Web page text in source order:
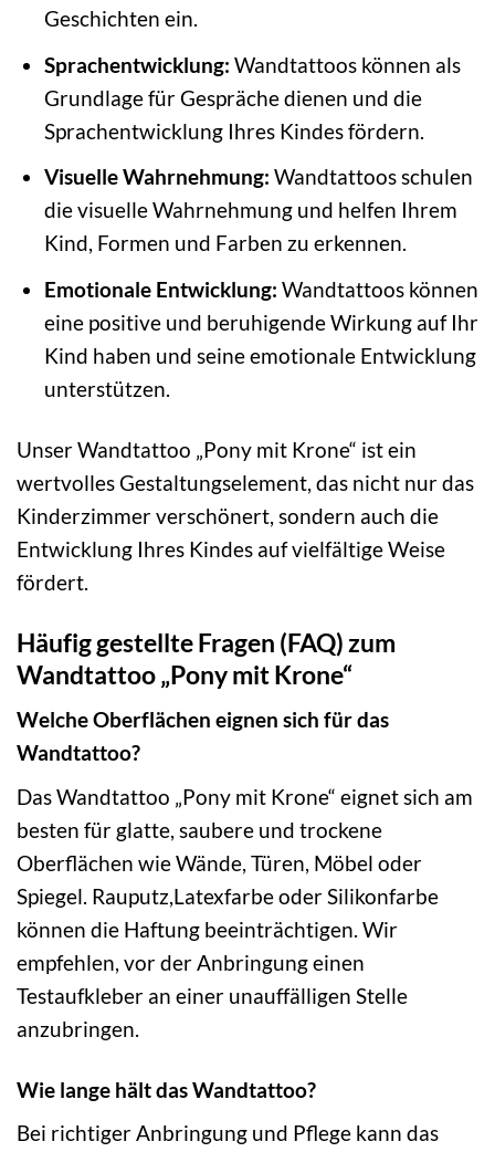
Geschichten ein.
Sprachentwicklung: Wandtattoos können als
Grundlage für Gespräche dienen und die
Sprachentwicklung Ihres Kindes fördern.
Visuelle Wahrnehmung: Wandtattoos schulen
die visuelle Wahrnehmung und helfen Ihrem
Kind, Formen und Farben zu erkennen.
Emotionale Entwicklung: Wandtattoos können
eine positive und beruhigende Wirkung auf Ihr
Kind haben und seine emotionale Entwicklung
unterstützen.
Unser Wandtattoo „Pony mit Krone“ ist ein
wertvolles Gestaltungselement, das nicht nur das
Kinderzimmer verschönert, sondern auch die
Entwicklung Ihres Kindes auf vielfältige Weise
fördert.
Häufig gestellte Fragen (FAQ) zum
Wandtattoo „Pony mit Krone“
Welche Oberflächen eignen sich für das
Wandtattoo?
Das Wandtattoo „Pony mit Krone“ eignet sich am
besten für glatte, saubere und trockene
Oberflächen wie Wände, Türen, Möbel oder
Spiegel. Rauputz,Latexfarbe oder Silikonfarbe
können die Haftung beeinträchtigen. Wir
empfehlen, vor der Anbringung einen
Testaufkleber an einer unauffälligen Stelle
anzubringen.
Wie lange hält das Wandtattoo?
Bei richtiger Anbringung und Pflege kann das